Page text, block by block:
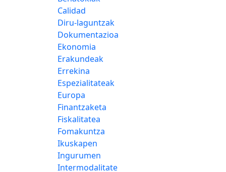
Calidad
Diru-laguntzak
Dokumentazioa
Ekonomia
Erakundeak
Errekina
Espezialitateak
Europa
Finantzaketa
Fiskalitatea
Fomakuntza
Ikuskapen
Ingurumen
Intermodalitate